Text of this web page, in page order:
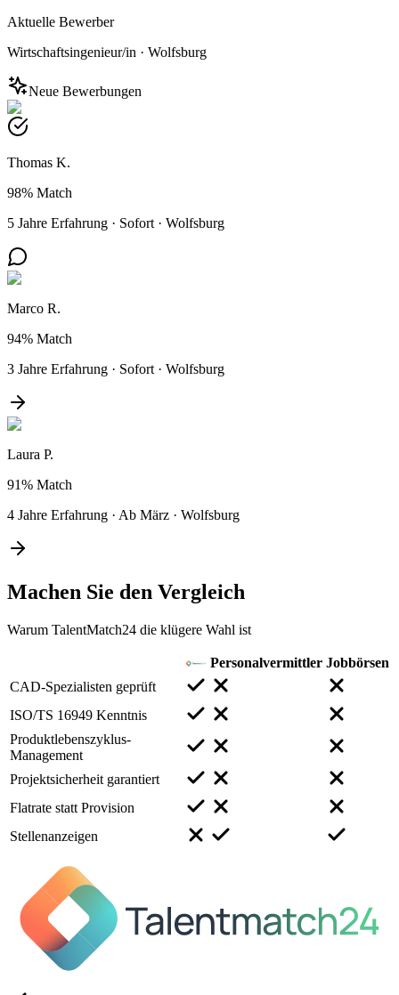
Aktuelle Bewerber
Wirtschaftsingenieur/in · Wolfsburg
Neue Bewerbungen
Thomas K.
98% Match
5 Jahre Erfahrung · Sofort · Wolfsburg
Marco R.
94% Match
3 Jahre Erfahrung · Sofort · Wolfsburg
Laura P.
91% Match
4 Jahre Erfahrung · Ab März · Wolfsburg
Machen Sie den Vergleich
Warum TalentMatch24 die klügere Wahl ist
Personalvermittler Jobbörsen
CAD-Spezialisten geprüft
ISO/TS 16949 Kenntnis
Produktlebenszyklus-
Management
Projektsicherheit garantiert
Flatrate statt Provision
Stellenanzeigen